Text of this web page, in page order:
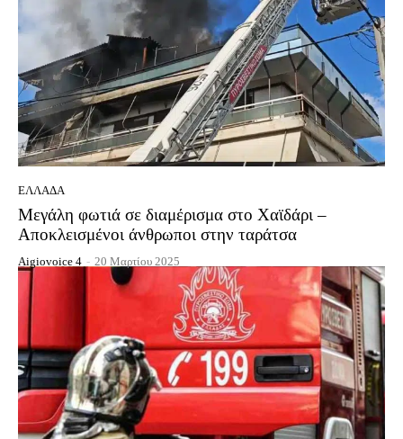
ΕΛΛΆΔΑ
Μεγάλη φωτιά σε διαμέρισμα στο Χαϊδάρι –
Αποκλεισμένοι άνθρωποι στην ταράτσα
Aigiovoice 4 - 20 Μαρτίου 2025